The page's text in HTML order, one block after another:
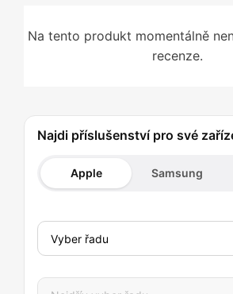
Na tento produkt momentálně
recenze.
Najdi příslušenství pro své
Apple Samsung